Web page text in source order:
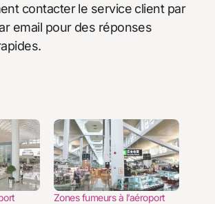
contacter le service client par
email pour des réponses
Zones fumeurs à l’aéroport